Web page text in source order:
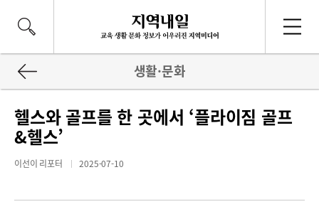
생활·문화
헬스와 골프를 한 곳에서 ‘플라이짐 골프
&헬스’
이선이 리포터 2025-07-10